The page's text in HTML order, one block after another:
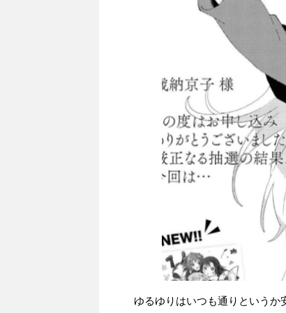
ゆるゆりはいつも通りというか